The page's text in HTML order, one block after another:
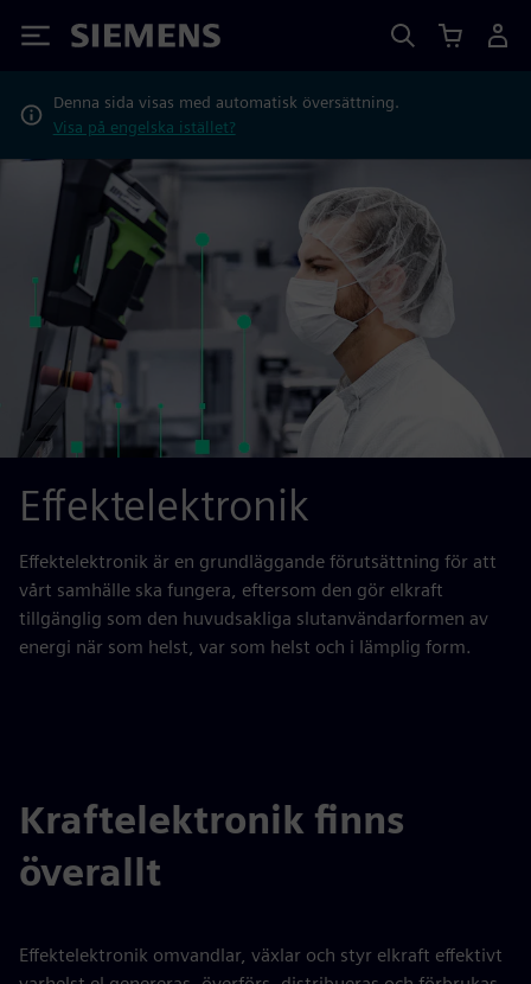
Siemens
Denna sida visas med automatisk översättning.
Visa på engelska istället?
Effektelektronik
Effektelektronik är en grundläggande förutsättning för att
vårt samhälle ska fungera, eftersom den gör elkraft
tillgänglig som den huvudsakliga slutanvändarformen av
energi när som helst, var som helst och i lämplig form.
Kraftelektronik finns
överallt
Effektelektronik omvandlar, växlar och styr elkraft effektivt